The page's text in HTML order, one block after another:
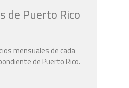
de Puerto Rico
mensuales de cada
de Puerto Rico.